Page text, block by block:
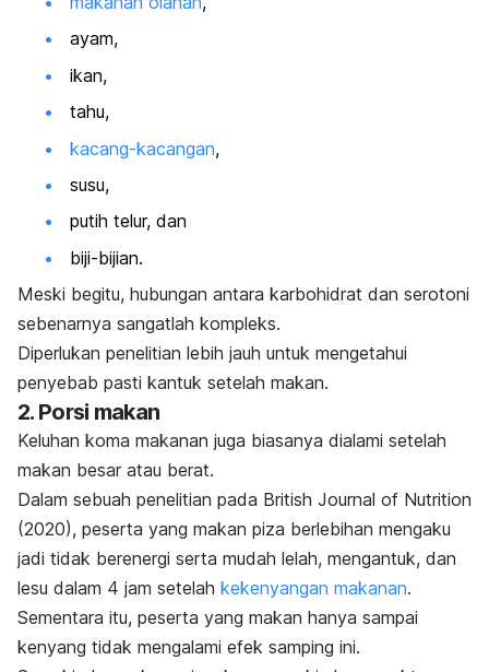
ayam,
ikan,
tahu,
kacang-kacangan,
susu,
putih telur, dan
biji-bijian.
Meski begitu, hubungan antara karbohidrat dan serotoni
sebenarnya sangatlah kompleks.
Diperlukan penelitian lebih jauh untuk mengetahui
penyebab pasti kantuk setelah makan.
2. Porsi makan
Keluhan koma makanan juga biasanya dialami setelah
makan besar atau berat.
Dalam sebuah penelitian pada British Journal of Nutrition
(2020), peserta yang makan piza berlebihan mengaku
jadi tidak berenergi serta mudah lelah, mengantuk, dan
lesu dalam 4 jam setelah kekenyangan makanan.
Sementara itu, peserta yang makan hanya sampai
kenyang tidak mengalami efek samping ini.